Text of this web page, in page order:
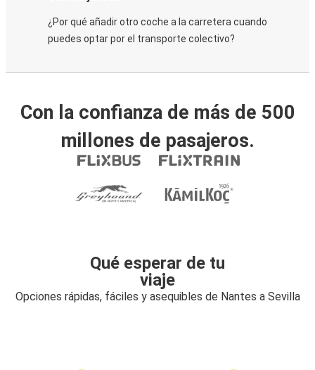
¿Por qué añadir otro coche a la carretera cuando
puedes optar por el transporte colectivo?
Con la confianza de más de 500
millones de pasajeros.
Qué esperar de tu
viaje
Opciones rápidas, fáciles y asequibles de Nantes a Sevilla